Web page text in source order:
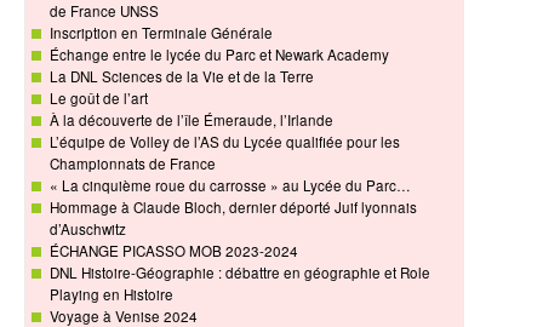
de France UNSS
Inscription en Terminale Générale
Échange entre le lycée du Parc et Newark Academy
La DNL Sciences de la Vie et de la Terre
Le goût de l’art
À la découverte de l’île Émeraude, l’Irlande
L’équipe de Volley de l’AS du Lycée qualifiée pour les
Championnats de France
« La cinquième roue du carrosse » au Lycée du Parc…
Hommage à Claude Bloch, dernier déporté Juif lyonnais
d’Auschwitz
ÉCHANGE PICASSO MOB 2023-2024
DNL Histoire-Géographie : débattre en géographie et Role
Playing en Histoire
Voyage à Venise 2024